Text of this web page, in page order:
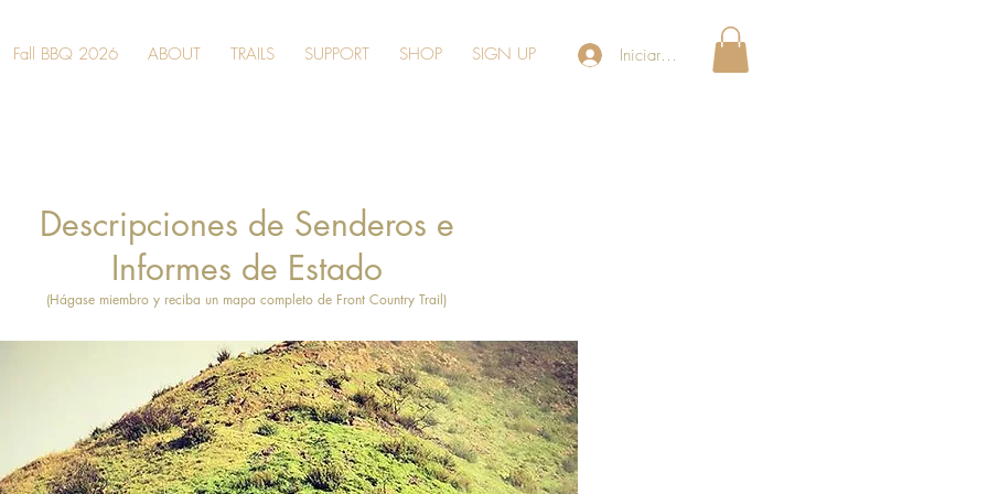
Fall BBQ 2026 ABOUT TRAILS SUPPORT SHOP SIGN UP Iniciar sesión
Descripciones de Senderos e
Informes de Estado
(Hágase miembro y reciba un mapa completo de Front Country Trail)